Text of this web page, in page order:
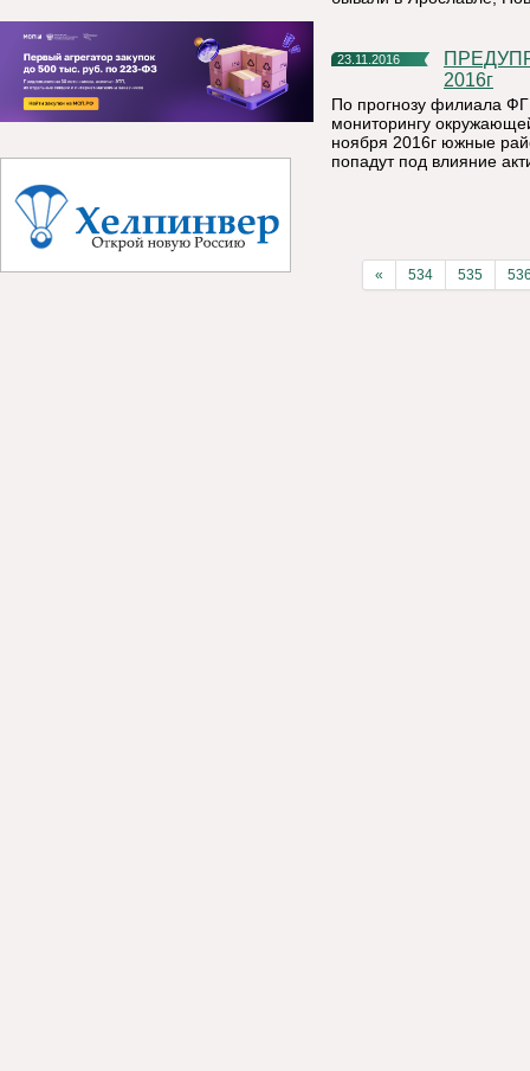
23.11.2016
ПРЕДУПРЕЖДЕНИЕ!!! ОЖИДАЕТСЯ ЦИКЛОН 25 ноября
2016г
По прогнозу филиала
мониторингу
ноября 2016г южные
попадут под влияние
« 534 535